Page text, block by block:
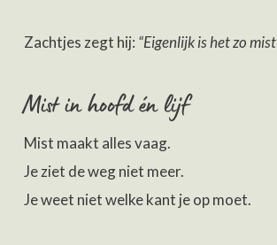
Zachtjes zegt hij: “Eigenlijk is het zo
Mist in hoofd én lijf
Mist maakt alles vaag.
Je ziet de weg niet meer.
Je weet niet welke kant je op moet.